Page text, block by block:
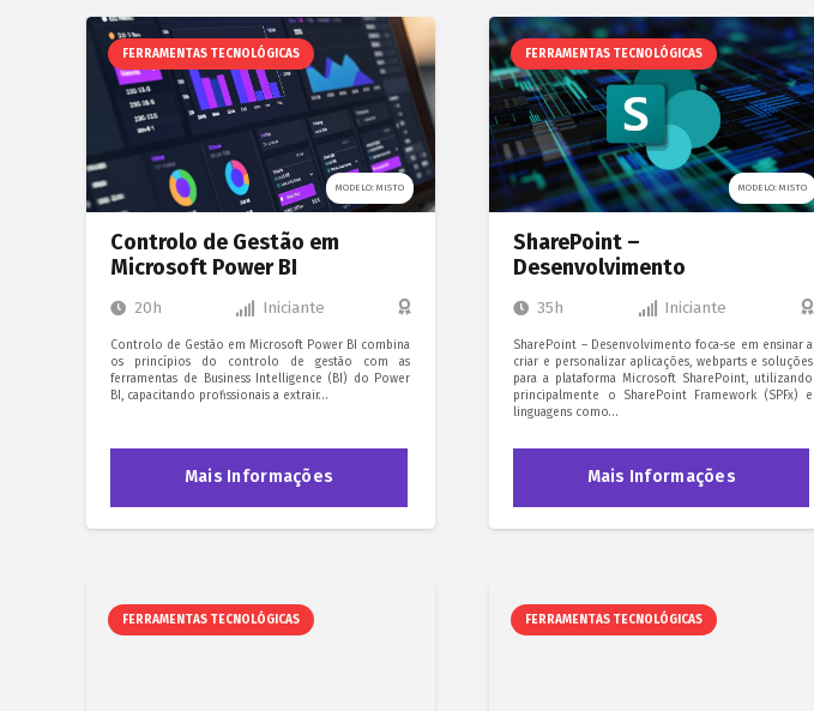
FERRAMENTAS TECNOLÓGICAS
MODELO: MISTO
Controlo de Gestão em
Microsoft Power BI
20h Iniciante
Controlo de Gestão em Microsoft Power BI combina
os princípios do controlo de gestão com as
ferramentas de Business Intelligence (BI) do Power
BI, capacitando profissionais a extrair…
Mais Informações
FERRAMENTAS TECNOLÓGICAS
MODELO: MISTO
SharePoint –
Desenvolvimento
35h Iniciante
SharePoint – Desenvolvimento foca-se em ensinar a
criar e personalizar aplicações, webparts e soluções
para a plataforma Microsoft SharePoint, utilizando
principalmente o SharePoint Framework (SPFx) e
linguagens como…
Mais Informações
FERRAMENTAS TECNOLÓGICAS FERRAMENTAS TECNOLÓGICAS